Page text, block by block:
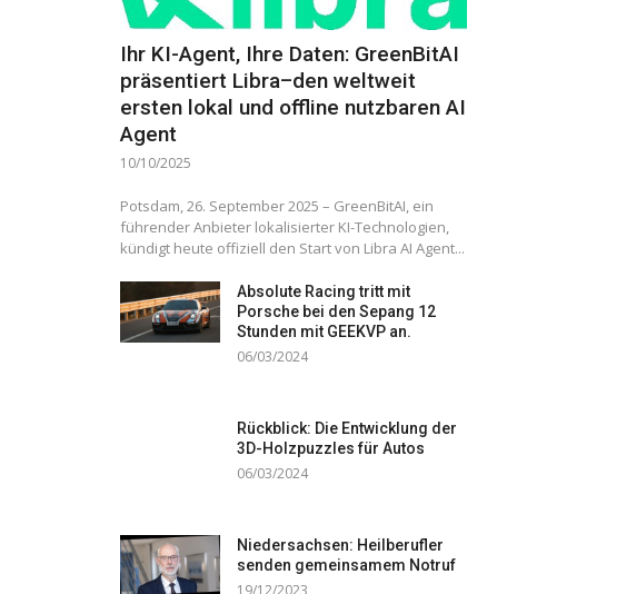
Ihr KI-Agent, Ihre Daten: GreenBitAI
präsentiert Libra–den weltweit
ersten lokal und offline nutzbaren AI
Agent
10/10/2025
Potsdam, 26. September 2025 – GreenBitAI, ein
führender Anbieter lokalisierter KI-Technologien,
kündigt heute offiziell den Start von Libra AI Agent...
Absolute Racing tritt mit
Porsche bei den Sepang 12
Stunden mit GEEKVP an.
06/03/2024
Rückblick: Die Entwicklung der
3D-Holzpuzzles für Autos
06/03/2024
Niedersachsen: Heilberufler
senden gemeinsamem Notruf
19/12/2023